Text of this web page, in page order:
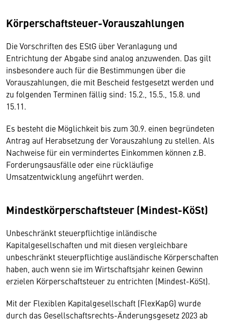
Körperschaftsteuer-Vorauszahlungen
Die Vorschriften des EStG über Veranlagung und
Entrichtung der Abgabe sind analog anzuwenden. Das gilt
insbesondere auch für die Bestimmungen über die
Vorauszahlungen, die mit Bescheid festgesetzt werden und
zu folgenden Terminen fällig sind: 15.2., 15.5., 15.8. und
15.11.
Es besteht die Möglichkeit bis zum 30.9. einen begründeten
Antrag auf Herabsetzung der Vorauszahlung zu stellen. Als
Nachweise für ein vermindertes Einkommen können z.B.
Forderungsausfälle oder eine rückläufige
Umsatzentwicklung angeführt werden.
Mindestkörperschaftsteuer (Mindest-KöSt)
Unbeschränkt steuerpflichtige inländische
Kapitalgesellschaften und mit diesen vergleichbare
unbeschränkt steuerpflichtige ausländische Körperschaften
haben, auch wenn sie im Wirtschaftsjahr keinen Gewinn
erzielen Körperschaftsteuer zu entrichten (Mindest-KöSt).
Mit der Flexiblen Kapitalgesellschaft (FlexKapG) wurde
durch das Gesellschaftsrechts-Änderungsgesetz 2023 ab